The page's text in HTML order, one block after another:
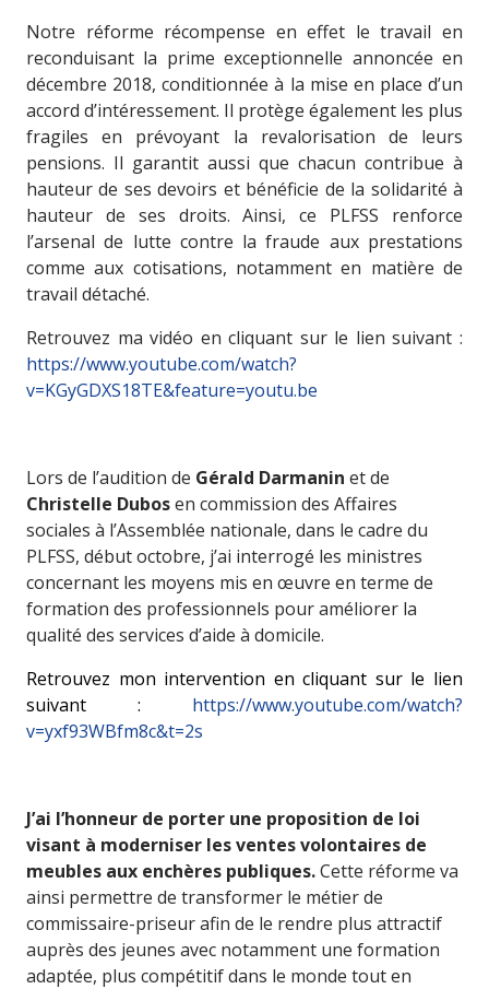
Notre réforme récompense en effet le travail en
reconduisant la prime exceptionnelle annoncée en
décembre 2018, conditionnée à la mise en place d’un
accord d’intéressement. Il protège également les plus
fragiles en prévoyant la revalorisation de leurs
pensions. Il garantit aussi que chacun contribue à
hauteur de ses devoirs et bénéficie de la solidarité à
hauteur de ses droits. Ainsi, ce PLFSS renforce
l’arsenal de lutte contre la fraude aux prestations
comme aux cotisations, notamment en matière de
travail détaché.
Retrouvez ma vidéo en cliquant sur le lien suivant :
https://www.youtube.com/watch?
v=KGyGDXS18TE&feature=youtu.be
Lors de l’audition de Gérald Darmanin et de
Christelle Dubosen commission des Affaires
sociales à l’Assemblée nationale, dans le cadre du
PLFSS, début octobre, j’ai interrogé les ministres
concernant les moyens mis en œuvre en terme de
formation des professionnels pour améliorer la
qualité des services d’aide à domicile.
Retrouvez mon intervention en cliquant sur le lien
suivant : https://www.youtube.com/watch?
v=yxf93WBfm8c&t=2s
J’ai l’honneur de porter une proposition de loi
visant à moderniser les ventes volontaires de
meubles aux enchères publiques.Cette réforme va
ainsi permettre de transformer le métier de
commissaire-priseur afin de le rendre plus attractif
auprès des jeunes avec notamment une formation
adaptée, plus compétitif dans le monde tout en